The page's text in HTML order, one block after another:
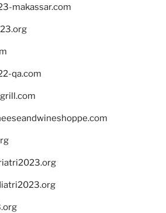
makassar.com
qa.com